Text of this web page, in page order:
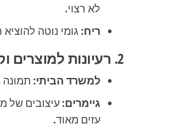
לא רצוי.
ריח: גומי נוטה
2. רעיונות למוצרים וקהלי יעד
למשרד הביתי:
גיימרים:
עזים מאוד.